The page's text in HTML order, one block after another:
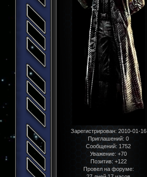
Зарегистрирован: 2010-01-16
Приглашений: 0
Сообщений: 1752
Уважение: +70
Позитив: +122
Провел на форуме: